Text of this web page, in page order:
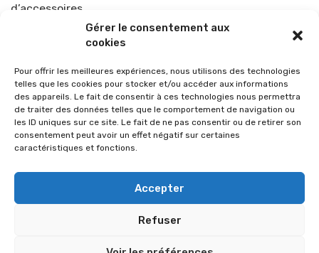
Gérer le consentement aux
cookies
Pour offrir les meilleures expériences, nous utilisons des technologies
telles que les cookies pour stocker et/ou accéder aux informations
des appareils. Le fait de consentir à ces technologies nous permettra
de traiter des données telles que le comportement de navigation ou
les ID uniques sur ce site. Le fait de ne pas consentir ou de retirer son
consentement peut avoir un effet négatif sur certaines
caractéristiques et fonctions.
Accepter
Refuser
d’accessoires
TOP-PARENTS 29 décembre 2014